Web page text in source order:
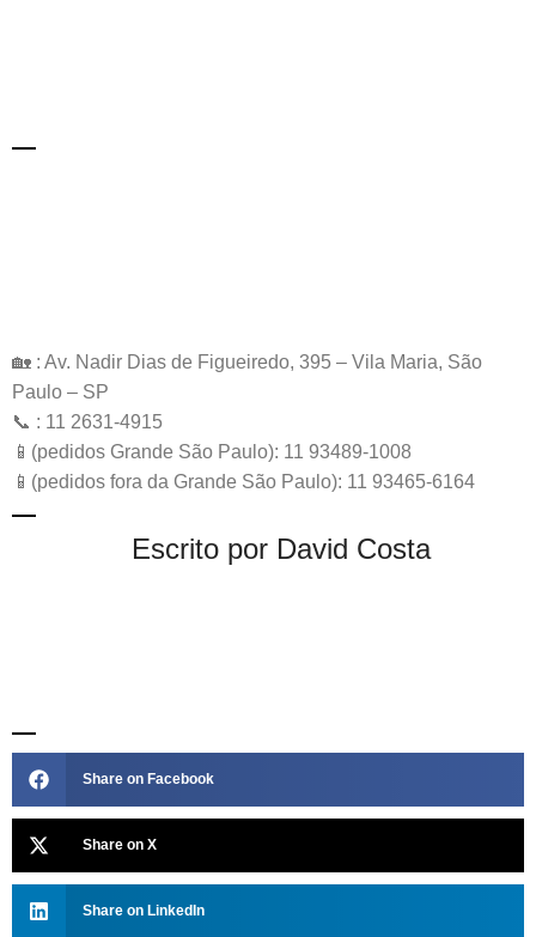
🏡 : Av. Nadir Dias de Figueiredo, 395 – Vila Maria, São
Paulo – SP
📞 : 11 2631-4915
📱(pedidos Grande São Paulo): 11 93489-1008
📱(pedidos fora da Grande São Paulo): 11 93465-6164
Escrito por David Costa
Share on Facebook
Share on X
Share on LinkedIn